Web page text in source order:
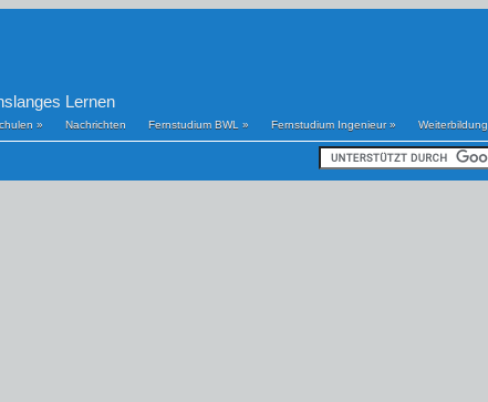
Lernen
» Nachrichten Fernstudium BWL » Fernstudium Ingenieur» Weiterbildung